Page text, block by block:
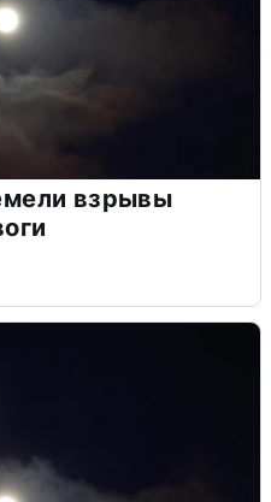
взрывы